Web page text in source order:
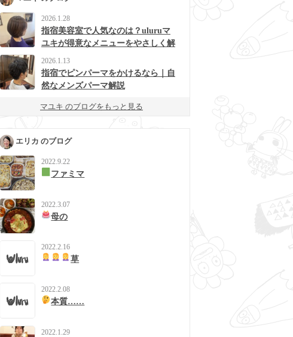
2026.1.28
指宿美容室で人気なのは？uluruマ
ユキが得意なメニューをやさしく解
2026.1.13
指宿でピンパーマをかけるなら｜自
然なメンズパーマ解説
マユキ のブログをもっと見る
エリカ のブログ
2022.9.22
ファミマ
2022.3.07
母の
2022.2.16
草
2022.2.08
本質……
2022.1.29